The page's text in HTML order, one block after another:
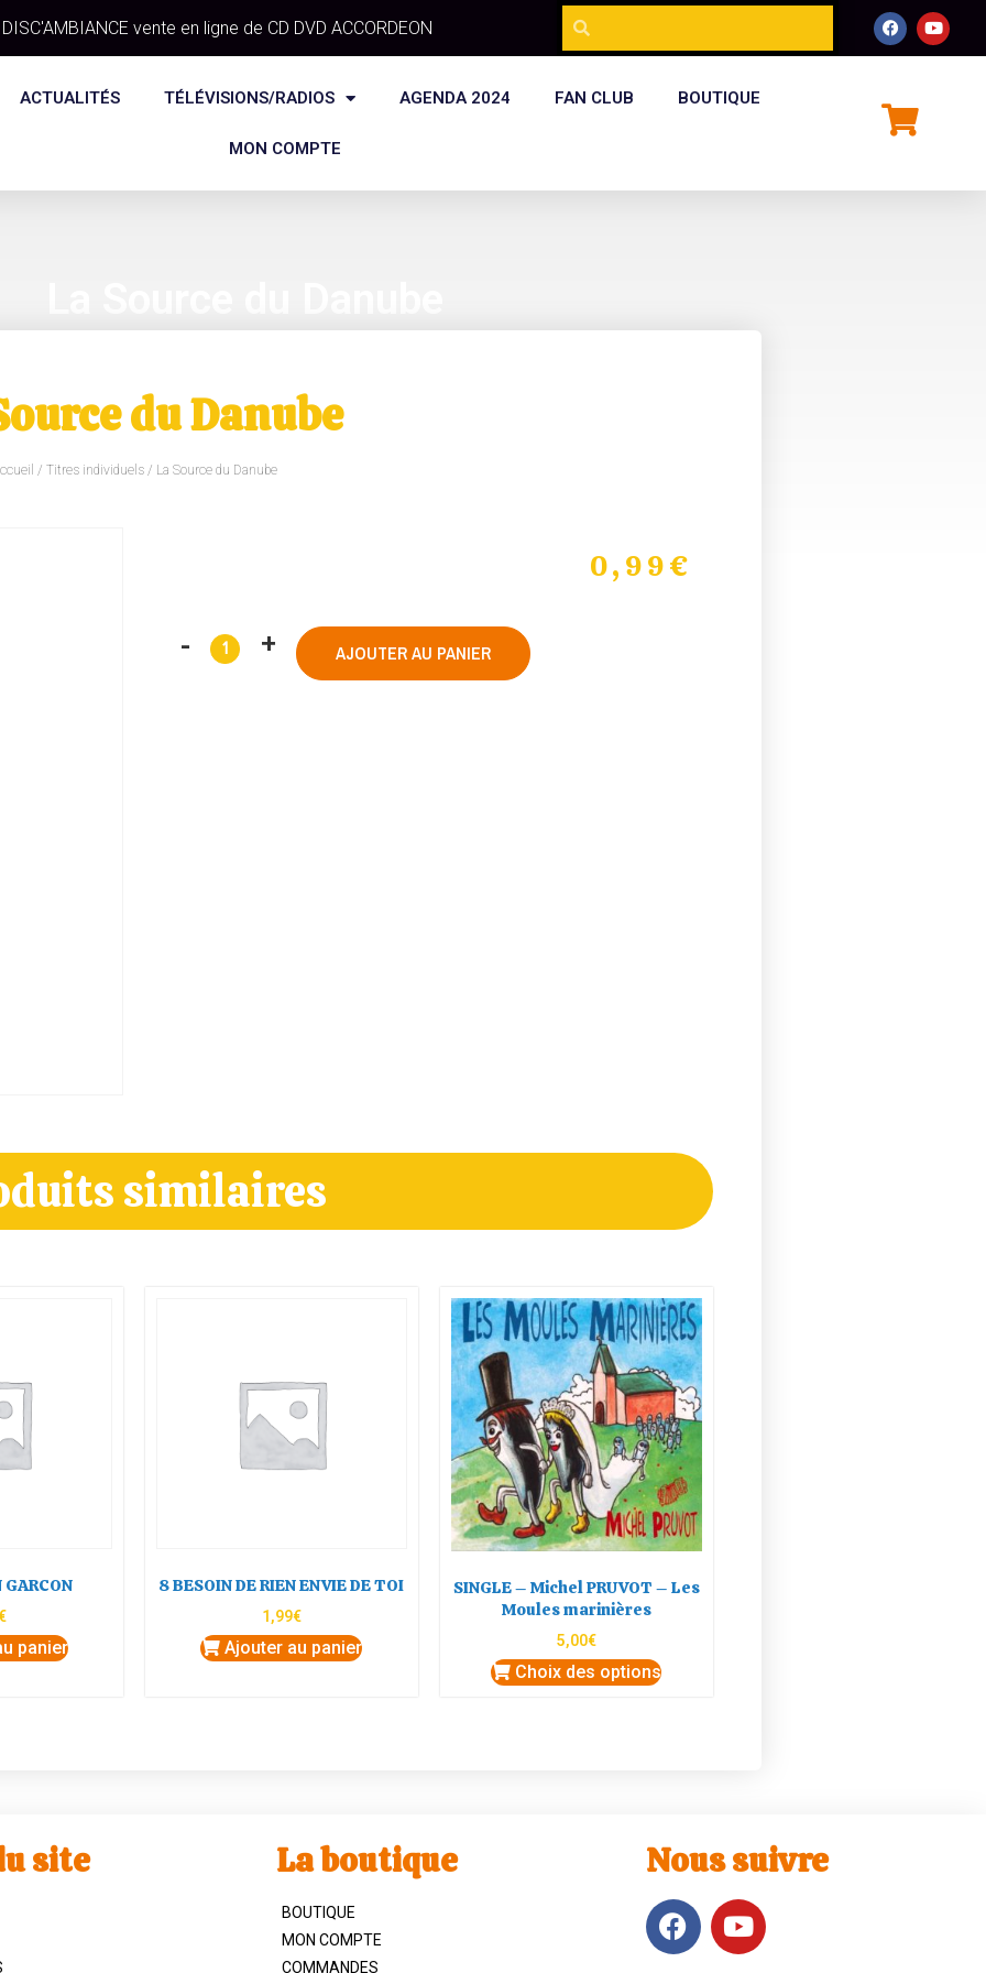
DISC'AMBIANCE vente en ligne de CD DVD ACCORDEON
ACTUALITÉS TÉLÉVISIONS/RADIOS AGENDA 2024 FAN CLUB BOUTIQUE
MON COMPTE
du Danube
/ Titres individuels/ La Source du Danube
0,99€
AJOUTER AU PANIER
similaires
panier
8 BESOIN DE RIEN ENVIE DE TOI
1,99€
Ajouter au panier
SINGLE – Michel PRUVOT – Les
Moules marinières
5,00€
Choix des options
site La boutique
BOUTIQUE
MON COMPTE
COMMANDES
Nous suivre